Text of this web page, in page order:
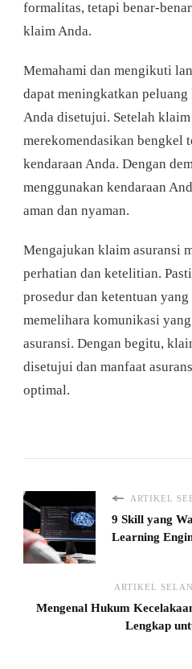
formalitas, tetapi benar-
klaim Anda.
Memahami dan mengikuti
dapat meningkatkan
Anda disetujui. Setelah
merekomendasikan bengkel
kendaraan Anda. Dengan
menggunakan kendaraan
aman dan nyaman.
Mengajukan klaim asuransi
perhatian dan ketelitian.
prosedur dan ketentuan
memelihara komunikasi
asuransi. Dengan begitu,
disetujui dan manfaat
optimal.
ARTIKEL
9 Skill yang
Learning
ARTIKEL
Mengenal Hukum
Lengkap